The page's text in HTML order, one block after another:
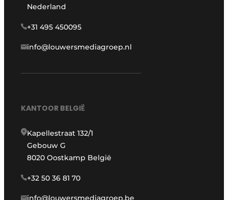
Nederland
+31 495 450095
info@louwersmediagroep.nl
KANTOOR BELGIË
Kapellestraat 132/1
Gebouw G
8020 Oostkamp België
+32 50 36 81 70
info@louwersmediagroep.be